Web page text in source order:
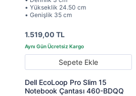
• Yükseklik 24.50 cm
• Genişlik 35 cm
1.519,00 TL
Sepete Ekle
Dell EcoLoop Pro Slim 15
Notebook Çantası 460-BDQQ